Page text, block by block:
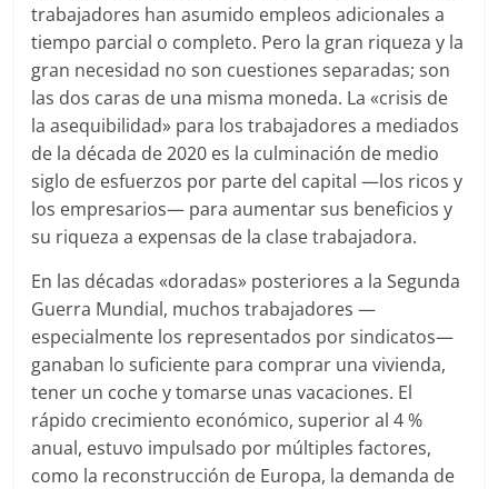
trabajadores han asumido empleos adicionales a
tiempo parcial o completo. Pero la gran riqueza y la
gran necesidad no son cuestiones separadas; son
las dos caras de una misma moneda. La «crisis de
la asequibilidad» para los trabajadores a mediados
de la década de 2020 es la culminación de medio
siglo de esfuerzos por parte del capital —los ricos y
los empresarios— para aumentar sus beneficios y
su riqueza a expensas de la clase trabajadora.
En las décadas «doradas» posteriores a la Segunda
Guerra Mundial, muchos trabajadores —
especialmente los representados por sindicatos—
ganaban lo suficiente para comprar una vivienda,
tener un coche y tomarse unas vacaciones. El
rápido crecimiento económico, superior al 4 %
anual, estuvo impulsado por múltiples factores,
como la reconstrucción de Europa, la demanda de